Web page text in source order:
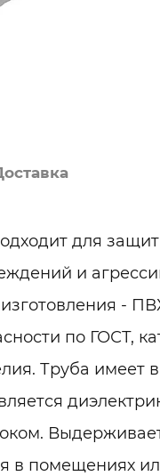
для
и
- ПВХ
по ГОСТ,
Труба имеет
в помещениях